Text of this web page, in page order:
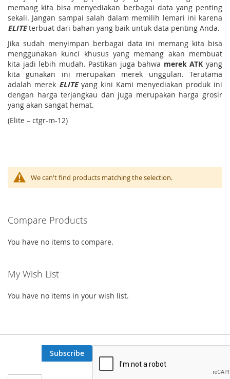
memang kita bisa menyediakan berbagai data yang penting
sekali. Jangan sampai salah dalam memilih lemari ini karena
ELITEterbuat dari bahan yang baik untuk data penting Anda.
Jika sudah menyimpan berbagai data ini memang kita bisa
menggunakan kunci khusus yang memang akan membuat
kita jadi lebih mudah. Pastikan juga bahwa merek ATKyang
kita gunakan ini merupakan merek unggulan. Terutama
adalah merek ELITEyang kini Kami menyediakan produk ini
dengan harga terjangkau dan juga merupakan harga grosir
yang akan sangat hemat.
(Elite – ctgr-m-12)
We can't find products matching the selection.
Compare Products
You have no items to compare.
My Wish List
You have no items in your wish list.
Subscribe